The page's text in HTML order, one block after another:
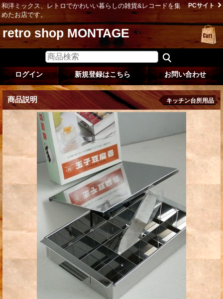
和洋ミックス、レトロでかわいい暮らしの雑貨&レコードを集
めたお店です。
PCサイト
retro shop MONTAGE
ログイン 新規登録はこちら お問い合わせ
商品説明 キッチン台所用品